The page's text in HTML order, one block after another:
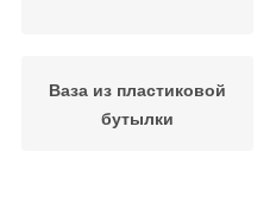
Ваза из пластиковой
бутылки